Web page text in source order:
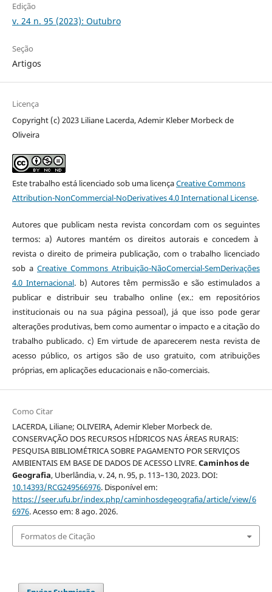
Edição
v. 24 n. 95 (2023): Outubro
Seção
Artigos
Licença
Copyright (c) 2023 Liliane Lacerda, Ademir Kleber Morbeck de
Oliveira
Este trabalho está licenciado sob uma licençaCreative Commons
Attribution-NonCommercial-NoDerivatives 4.0 International License.
Autores que publicam nesta revista concordam com os seguintes
termos: a) Autores mantém os direitos autorais e concedem à
revista o direito de primeira publicação, com o trabalho licenciado
sob a Creative Commons Atribuição-NãoComercial-SemDerivações
4.0 Internacional. b) Autores têm permissão e são estimulados a
publicar e distribuir seu trabalho online (ex.: em repositórios
institucionais ou na sua página pessoal), já que isso pode gerar
alterações produtivas, bem como aumentar o impacto e a citação do
trabalho publicado. c) Em virtude de aparecerem nesta revista de
acesso público, os artigos são de uso gratuito, com atribuições
próprias, em aplicações educacionais e não-comerciais.
Como Citar
LACERDA, Liliane; OLIVEIRA, Ademir Kleber Morbeck de.
CONSERVAÇÃO DOS RECURSOS HÍDRICOS NAS ÁREAS RURAIS:
PESQUISA BIBLIOMÉTRICA SOBRE PAGAMENTO POR SERVIÇOS
AMBIENTAIS EM BASE DE DADOS DE ACESSO LIVRE.Caminhos de
Geografia, Uberlândia, v. 24, n. 95, p. 113–130, 2023. DOI:
10.14393/RCG249566976. Disponível em:
https://seer.ufu.br/index.php/caminhosdegeografia/article/view/6
6976. Acesso em: 8 ago. 2026.
Formatos de Citação